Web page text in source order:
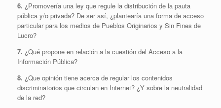
6. ¿Promovería una ley que regule la distribución de la pauta
pública y/o privada? De ser así, ¿plantearía una forma de acceso
particular para los medios de Pueblos Originarios y Sin Fines de
Lucro?
7. ¿Qué propone en relación a la cuestión del Acceso a la
Información Pública?
8. ¿Que opinión tiene acerca de regular los contenidos
discriminatorios que circulan en Internet? ¿Y sobre la neutralidad
de la red?